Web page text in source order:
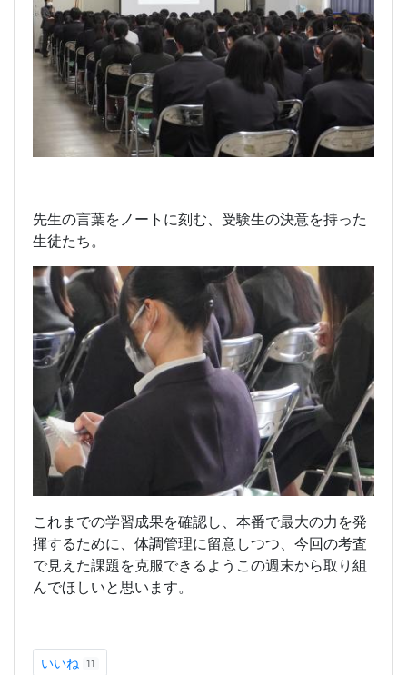
先生の言葉をノートに刻む、受験生の決意を持った
生徒たち。
これまでの学習成果を確認し、本番で最大の力を発
揮するために、体調管理に留意しつつ、今回の考査
で見えた課題を克服できるようこの週末から取り組
んでほしいと思います。
いいね 11